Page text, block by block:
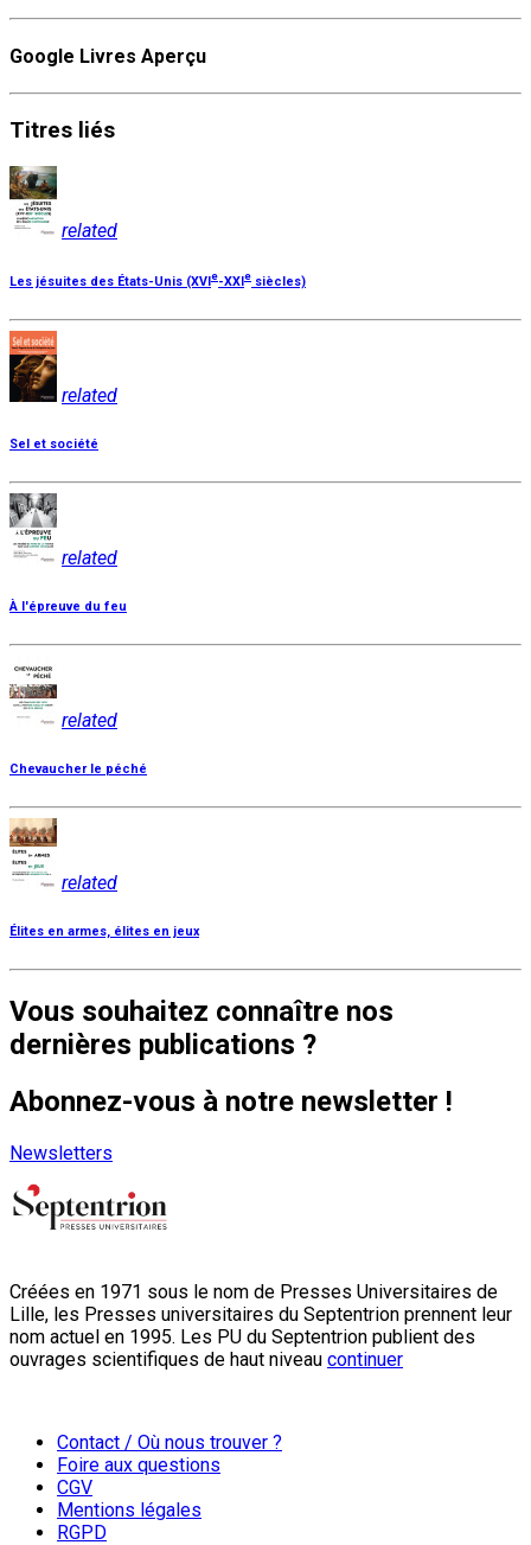
Google Livres Aperçu
Titres liés
related
Les jésuites des États-Unis (XVI e-XXI e siècles)
related
Sel et société
related
À l'épreuve du feu
related
Chevaucher le péché
related
Élites en armes, élites en jeux
Vous souhaitez connaître nos
dernières publications ?
Abonnez-vous à notre newsletter !
Newsletters
Créées en 1971 sous le nom de Presses Universitaires de
Lille, les Presses universitaires du Septentrion prennent leur
nom actuel en 1995. Les PU du Septentrion publient des
ouvrages scientifiques de haut niveau continuer
Contact / Où nous trouver ?
Foire aux questions
CGV
Mentions légales
RGPD